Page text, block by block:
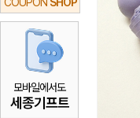
모바일에서도
세종기프트